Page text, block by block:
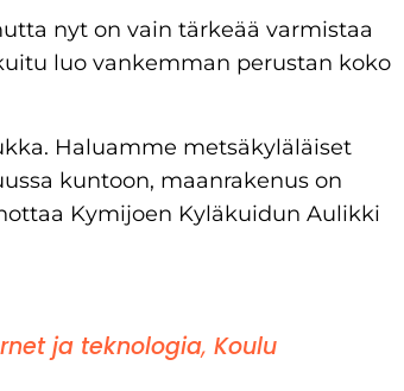
nyt on vain tärkeää varmistaa
luo vankemman perustan koko
Haluamme metsäkyläläiset
kuntoon, maanrakenus on
Kymijoen Kyläkuidun Aulikki
ja teknologia, Koulu